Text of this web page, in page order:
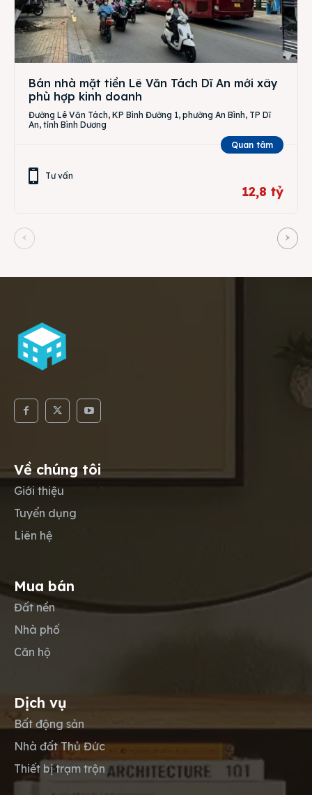
Bán nhà mặt tiền Lê Văn Tách Dĩ An mới xây
phù hợp kinh doanh
Đường Lê Văn Tách, KP Bình Đường 1, phường An Bình, TP Dĩ
An, tỉnh Bình Dương
Quan tâm
Tư vấn
12,8 tỷ
Về chúng tôi
Giới thiệu
Tuyển dụng
Liên hệ
Mua bán
Đất nền
Nhà phố
Căn hộ
Dịch vụ
Bất động sản
Nhà đất Thủ Đức
Thiết bị trạm trộn